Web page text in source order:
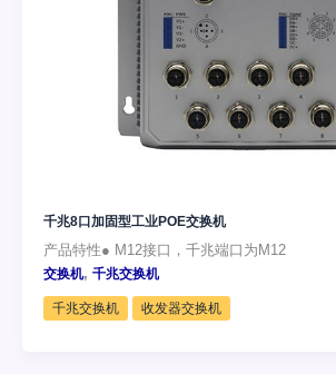
千兆8口加固型工业POE交换机
产品特性● M12接口，千兆端口为M12
交换机, 千兆交换机
千兆交换机 收发器交换机